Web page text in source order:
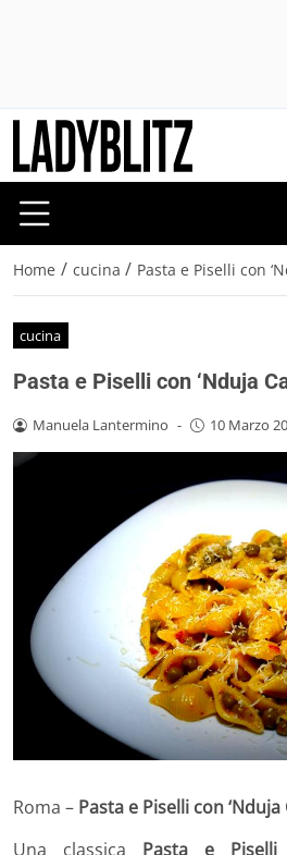
Home / cucina / Pasta e Piselli con
cucina
Pasta e Piselli con ‘Nduja
Manuela Lantermino - 10 Marzo
Roma – Pasta e Piselli con
Una classica Pasta e Piselli